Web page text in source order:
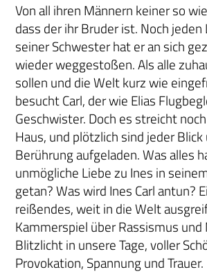
Von all ihren Männern keiner so
dass der ihr Bruder ist. Noch jeden
seiner Schwester hat er an sich
wieder weggestoßen. Als alle
sollen und die Welt kurz wie
besucht Carl, der wie Elias
Geschwister. Doch es streicht
Haus, und plötzlich sind jeder Blick
Berührung aufgeladen. Was alles
unmögliche Liebe zu Ines in
getan? Was wird Ines Carl antun?
reißendes, weit in die Welt
Kammerspiel über Rassismus
Blitzlicht in unsere Tage, voller
Provokation, Spannung und Trauer.